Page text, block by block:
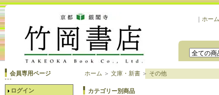
ホーム
会員専用ページ
ログイン
ホーム ＞ 文庫・新書 ＞ その他
カテゴリー別商品